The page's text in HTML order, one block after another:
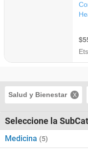
Salud y Bienestar
Seleccione la
Medicina (5)